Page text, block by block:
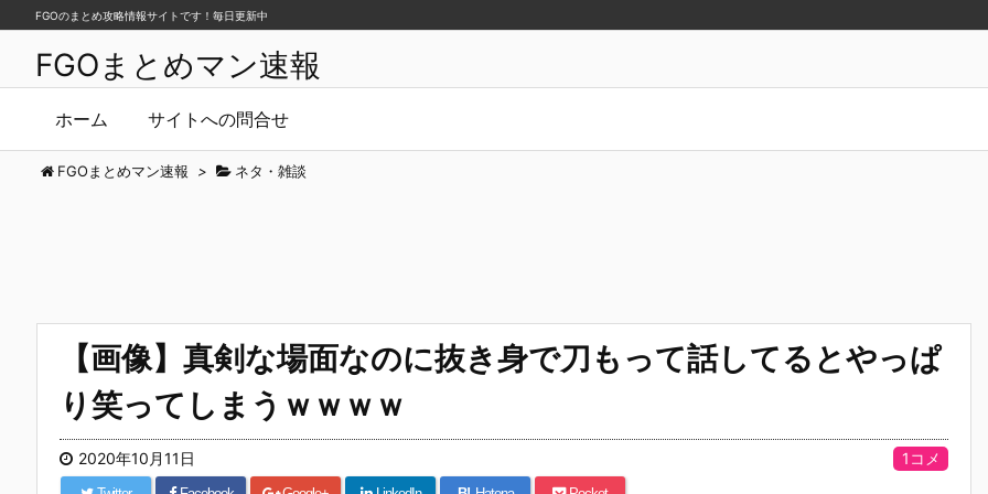
FGOまとめマン速報
ホーム サイトへの問合せ
FGOのまとめ攻略情報サイトです！毎日更新中
FGOまとめマン速報 > ネタ・雑談
【画像】真剣な場面なのに抜き身で刀もって話してるとやっぱ
り笑ってしまうｗｗｗｗ
2020年10月11日 1コメ